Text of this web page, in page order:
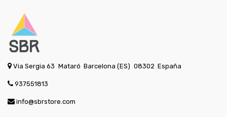
Via Sergia 63 Mataró Barcelona (ES) 08302 España
937551813
info@sbrstore.com